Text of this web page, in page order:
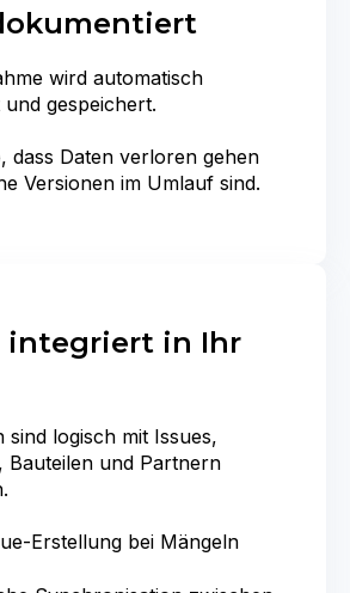
wird automatisch
gespeichert.
dass Daten verloren gehen
Versionen im Umlauf sind.
integriert in Ihr
sind logisch mit Issues,
Bauteilen und Partnern
bei Mängeln